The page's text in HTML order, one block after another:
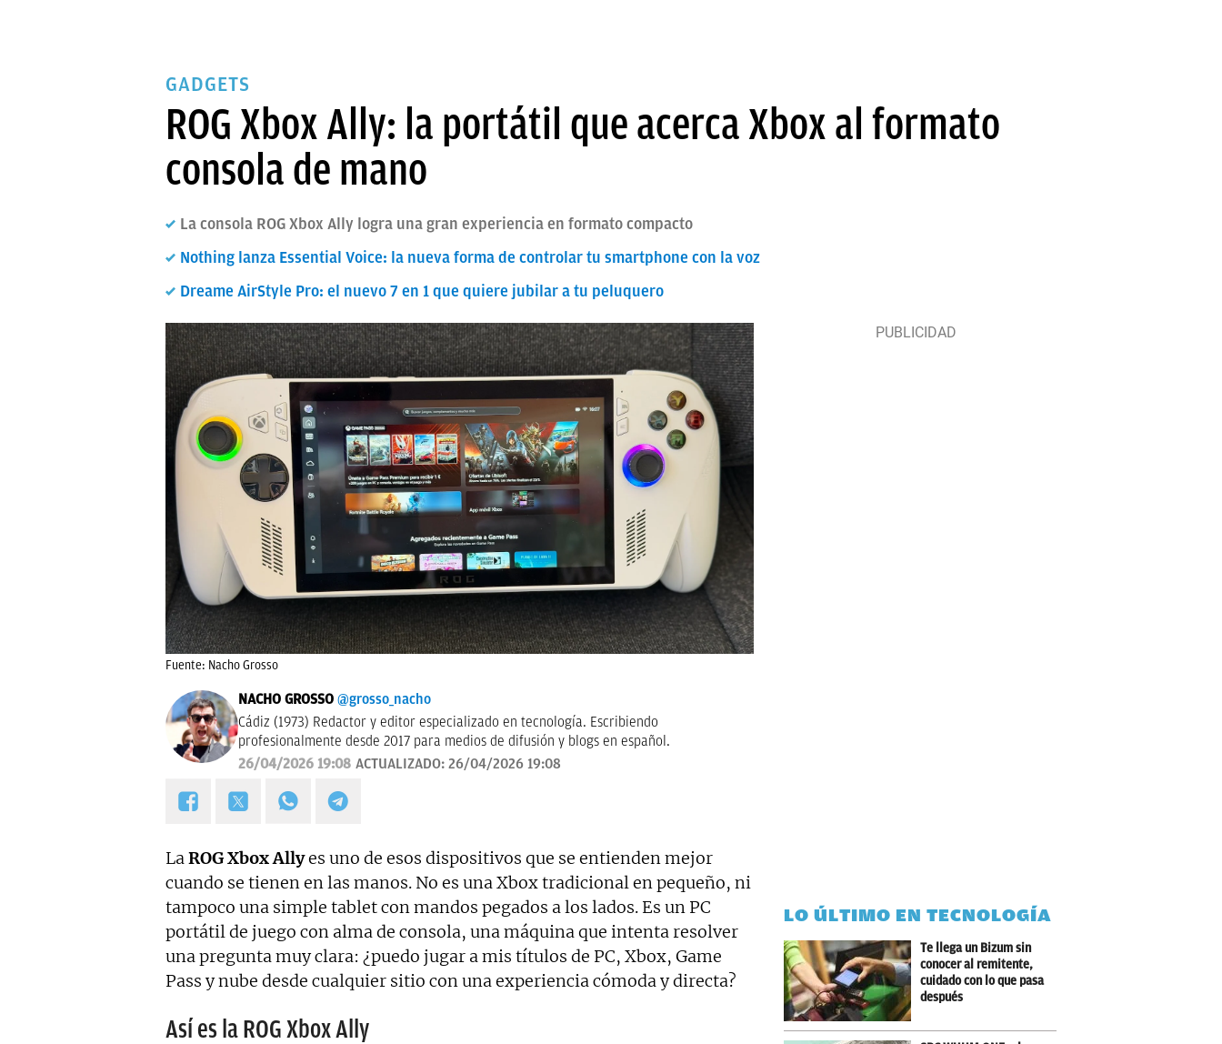
GADGETS
ROG Xbox Ally: la portátil que acerca Xbox al formato
consola de mano
La consola ROG Xbox Ally logra una gran experiencia en formato compacto
Nothing lanza Essential Voice: la nueva forma de controlar tu smartphone con la voz
Dreame AirStyle Pro: el nuevo 7 en 1 que quiere jubilar a tu peluquero
Fuente: Nacho Grosso
NACHO GROSSO @grosso_nacho
Cádiz (1973) Redactor y editor especializado en tecnología. Escribiendo
profesionalmente desde 2017 para medios de difusión y blogs en español.
26/04/2026 19:08 ACTUALIZADO: 26/04/2026 19:08
LaROG Xbox Allyes uno de esos dispositivos que se entienden mejor
cuando se tienen en las manos. No es una Xbox tradicional en pequeño, ni
tampoco una simple tablet con mandos pegados a los lados. Es un PC
portátil de juego con alma de consola, una máquina que intenta resolver
una pregunta muy clara: ¿puedo jugar a mis títulos de PC, Xbox, Game
Pass y nube desde cualquier sitio con una experiencia cómoda y directa?
Así es la ROG Xbox Ally
LO ÚLTIMO EN TECNOLOGÍA
Te llega un Bizum sin
conocer al remitente,
cuidado con lo que pasa
después